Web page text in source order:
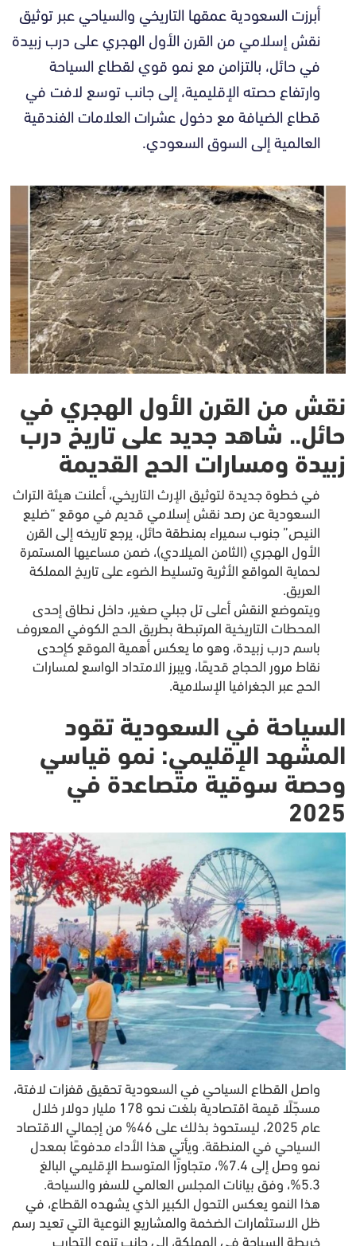
أبرزت السعودية عمقها التاريخي والسياحي عبر توثيق
نقش إسلامي من القرن الأول الهجري على درب زبيدة
في حائل، بالتزامن مع نمو قوي لقطاع السياحة
وارتفاع حصته الإقليمية، إلى جانب توسع لافت في
قطاع الضيافة مع دخول عشرات العلامات الفندقية
العالمية إلى السوق السعودي.
نقش من القرن الأول الهجري في
حائل.. شاهد جديد على تاريخ درب
زبيدة ومسارات الحج القديمة
في خطوة جديدة لتوثيق الإرث التاريخي، أعلنت هيئة التراث
السعودية عن رصد نقش إسلامي قديم في موقع “ضليع
النيص” جنوب سميراء بمنطقة حائل، يرجع تاريخه إلى القرن
الأول الهجري (الثامن الميلادي)، ضمن مساعيها المستمرة
لحماية المواقع الأثرية وتسليط الضوء على تاريخ المملكة
العريق.
ويتموضع النقش أعلى تل جبلي صغير، داخل نطاق إحدى
المحطات التاريخية المرتبطة بطريق الحج الكوفي المعروف
باسم درب زبيدة، وهو ما يعكس أهمية الموقع كإحدى
نقاط مرور الحجاج قديمًا، ويبرز الامتداد الواسع لمسارات
الحج عبر الجغرافيا الإسلامية.
السياحة في السعودية تقود
المشهد الإقليمي: نمو قياسي
وحصة سوقية متصاعدة في
2025
واصل القطاع السياحي في السعودية تحقيق قفزات لافتة،
مسجّلًا قيمة اقتصادية بلغت نحو 178 مليار دولار خلال
عام 2025، ليستحوذ بذلك على 46% من إجمالي الاقتصاد
السياحي في المنطقة. ويأتي هذا الأداء مدفوعًا بمعدل
نمو وصل إلى 7.4%، متجاوزًا المتوسط الإقليمي البالغ
5.3%، وفق بيانات المجلس العالمي للسفر والسياحة.
هذا النمو يعكس التحول الكبير الذي يشهده القطاع، في
ظل الاستثمارات الضخمة والمشاريع النوعية التي تعيد رسم
خريطة السياحة في المملكة، إلى جانب تنوع التجارب